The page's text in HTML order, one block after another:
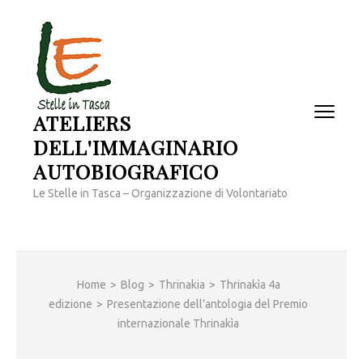
contenuto
(premi
invio)
ATELIERS
DELL'IMMAGINARIO
AUTOBIOGRAFICO
Le Stelle in Tasca – Organizzazione di Volontariato
Home > Blog > Thrinakia > Thrinakìa 4a
edizione > Presentazione dell’antologia del Premio
internazionale Thrinakìa